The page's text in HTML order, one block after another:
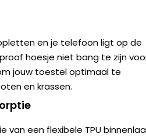
en je telefoon ligt op de
hoesje niet bang te zijn
jouw toestel optimaal te
en krassen.
een flexibele TPU